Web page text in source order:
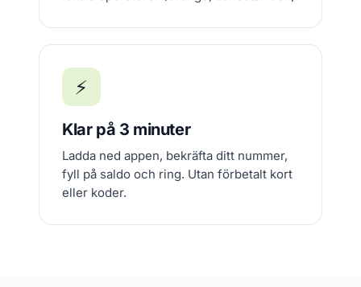
⚡
Klar på 3 minuter
Ladda ned appen, bekräfta ditt nummer,
fyll på saldo och ring. Utan förbetalt kort
eller koder.